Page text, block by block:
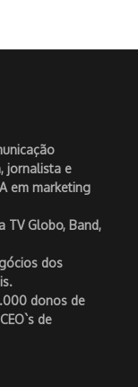
jornalista e
em marketing
TV Globo, Band,
dos
donos de
de